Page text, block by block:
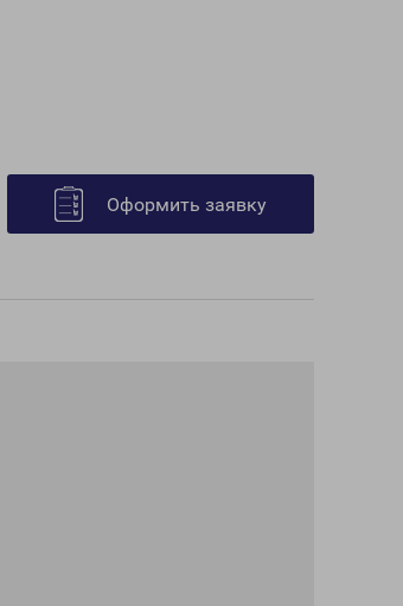
Оформить заявку